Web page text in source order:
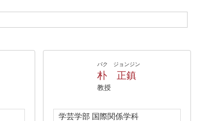
パク ジョンジン
朴 正鎮
教授
学芸学部 国際関係学科